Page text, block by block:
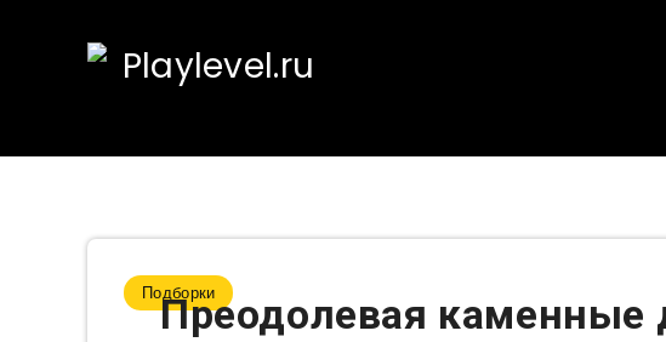
Подборки
Преодолевая каменные